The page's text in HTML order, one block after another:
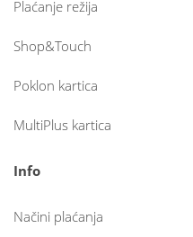
Plaćanje režija
Shop&Touch
Poklon kartica
MultiPlus kartica
Info
Načini plaćanja